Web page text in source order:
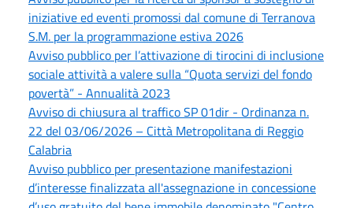
iniziative ed eventi promossi dal comune di Terranova
S.M. per la programmazione estiva 2026
Avviso pubblico per l’attivazione di tirocini di inclusione
sociale attività a valere sulla “Quota servizi del fondo
povertà” - Annualità 2023
Avviso di chiusura al traffico SP 01dir - Ordinanza n.
22 del 03/06/2026 – Città Metropolitana di Reggio
Calabria
Avviso pubblico per presentazione manifestazioni
d’interesse finalizzata all'assegnazione in concessione